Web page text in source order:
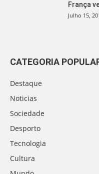
França
Julho 15,
CATEGORIA
Destaque
Noticias
Sociedade
Desporto
Tecnologia
Cultura